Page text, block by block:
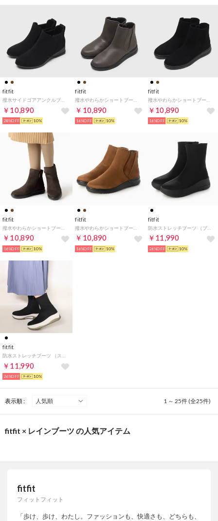
fitfit
撥水サイドゴアアンクルブーツ （ブラック2）
￥10,890
28%OFF 10%
fitfit
撥水やわらかショートブーツLITE （オーク）
￥10,890
16%OFF 10%
fitfit
撥水やわらかショートブーツLITE （ブラック）
￥10,890
16%OFF 10%
fitfit
￥10,890
16%OFF 10%
fitfit
￥10,890
16%OFF 10%
fitfit
防水ストレッチブーツ （ブラック）
￥11,990
26%OFF 10%
fitfit
防水ストレッチブーツ （スエードブラック）
￥11,990
26%OFF 10%
表示順 : 1 ～ 25件 (全25件)
fitfit × レインブーツ の人気アイテム
fitfit
フィットフィット
「歩け、歩け、わたし。ファッションも、快適さも、どちらも、